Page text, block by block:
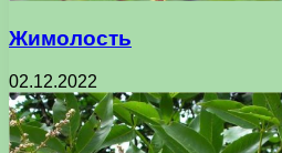
Жимолость
02.12.2022